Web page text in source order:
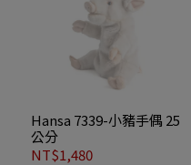
Hansa 7339-小豬手偶 25
公分
NT$1,480